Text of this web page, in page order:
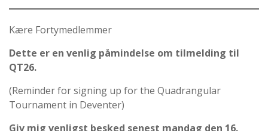
Kære Fortymedlemmer
Dette er en venlig påmindelse om tilmelding til
QT26.
(Reminder for signing up for the Quadrangular
Tournament in Deventer)
Giv mig venligst besked senest mandag den 16.